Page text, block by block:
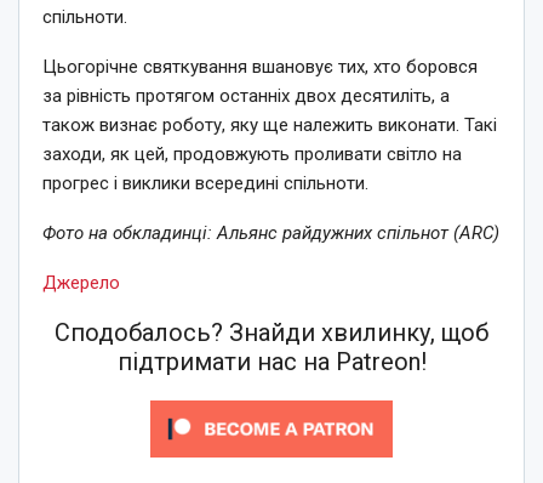
спільноти.
Цьогорічне святкування вшановує тих, хто боровся
за рівність протягом останніх двох десятиліть, а
також визнає роботу, яку ще належить виконати. Такі
заходи, як цей, продовжують проливати світло на
прогрес і виклики всередині спільноти.
Фото на обкладинці: Альянс райдужних спільнот (ARC)
Джерело
Сподобалось? Знайди хвилинку, щоб
підтримати нас на Patreon!